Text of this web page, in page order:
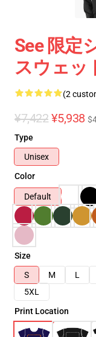
See 限定
スウェッ
(2
¥7,422 ¥5,938
Type
Unisex
Color
Default
Size
S
M L
5XL
Print Location